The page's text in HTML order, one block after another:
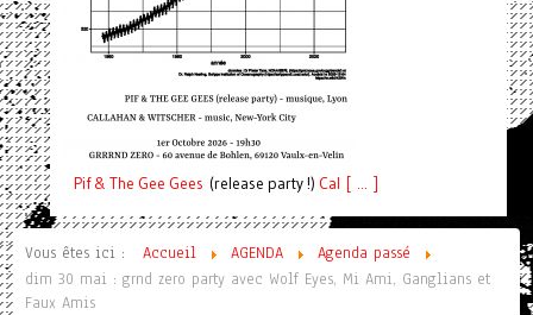
Pif& The Gee Gees (release party !) Cal [ ... ]
Vous êtes ici : Accueil AGENDA
Agenda passé
dim 30 mai : grnd zero party avec Wolf Eyes, Mi Ami, Ganglians et
Faux Amis